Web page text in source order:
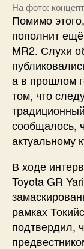
На фото:
Помимо
пополнит
MR2. Слухи
а в прошлом
том, что
сообщалось,
актуальному
В ходе
Toyota GR
рамках
подтвердил,